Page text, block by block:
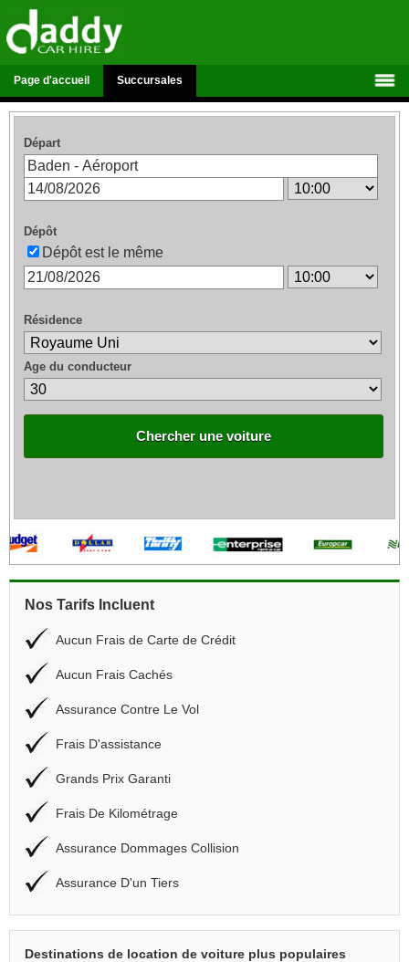
Page d'accueil Succursales
Départ
Dépôt
Dépôt est le même
Résidence
Age du conducteur
Chercher une voiture
Nos Tarifs Incluent
Aucun Frais de Carte de Crédit
Aucun Frais Cachés
Assurance Contre Le Vol
Frais D'assistance
Grands Prix Garanti
Frais De Kilométrage
Assurance Dommages Collision
Assurance D'un Tiers
Destinations de location de voiture plus populaires